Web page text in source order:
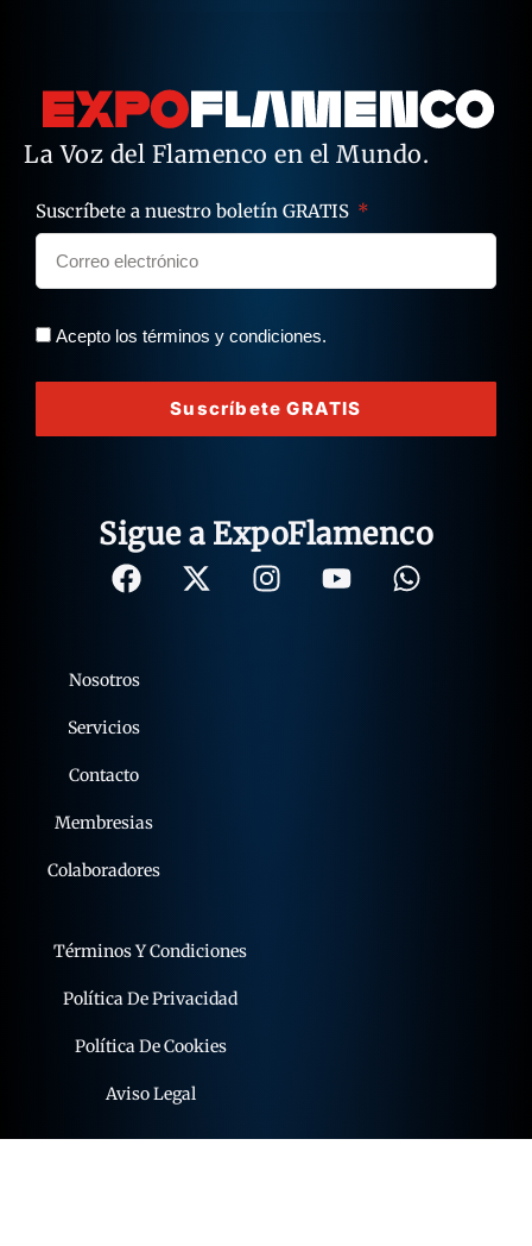
La Voz del Flamenco en el Mundo.
Suscríbete a nuestro boletín GRATIS
Acepto los términos y condiciones.
Suscríbete GRATIS
Sigue a ExpoFlamenco
Términos Y Condiciones
Política De Privacidad
Política De Cookies
Aviso Legal
Nosotros
Servicios
Contacto
Membresias
Colaboradores